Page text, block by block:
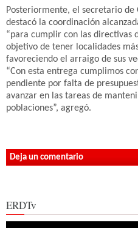
Posteriormente, el secretario de
destacó la coordinación
“para cumplir con las directivas
objetivo de tener localidades
favoreciendo el arraigo de sus
“Con esta entrega cumplimos
pendiente por falta de
avanzar en las tareas de
poblaciones”, agregó.
Deja un comentario
ERDTv